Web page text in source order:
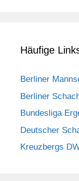
Häufige
Berliner
Berliner
Bundesliga
Deutscher
Kreuzbergs